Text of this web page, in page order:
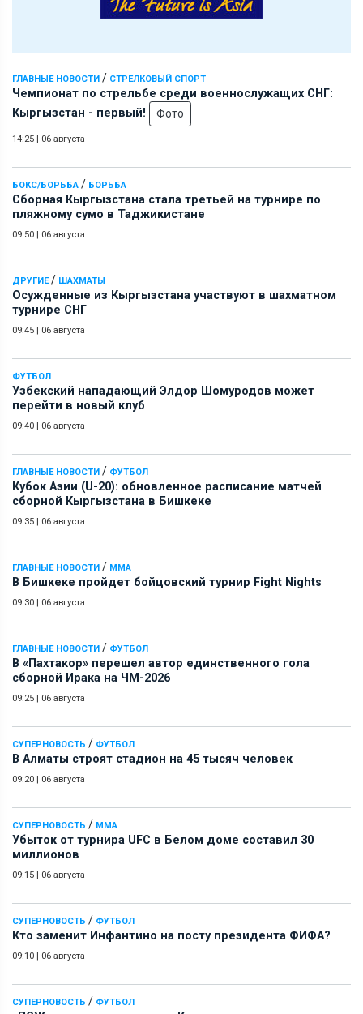
ГЛАВНЫЕ НОВОСТИ / СТРЕЛКОВЫЙ СПОРТ
Чемпионат по стрельбе среди военнослужащих СНГ:
Кыргызстан - первый!
Фото
14:25 06 августа
БОКС/БОРЬБА / БОРЬБА
Сборная Кыргызстана стала третьей на турнире по
пляжному сумо в Таджикистане
09:50 06 августа
ДРУГИЕ/ ШАХМАТЫ
Осужденные из Кыргызстана участвуют в шахматном
турнире СНГ
09:45 06 августа
ФУТБОЛ
Узбекский нападающий Элдор Шомуродов может
перейти в новый клуб
09:40 06 августа
ГЛАВНЫЕ НОВОСТИ / ФУТБОЛ
Кубок Азии (U-20): обновленное расписание матчей
сборной Кыргызстана в Бишкеке
09:35 06 августа
ГЛАВНЫЕ НОВОСТИ / ММА
В Бишкеке пройдет бойцовский турнир Fight Nights
09:30 06 августа
ГЛАВНЫЕ НОВОСТИ / ФУТБОЛ
В «Пахтакор» перешел автор единственного гола
сборной Ирака на ЧМ-2026
09:25 06 августа
СУПЕРНОВОСТЬ / ФУТБОЛ
В Алматы строят стадион на 45 тысяч человек
09:20 06 августа
СУПЕРНОВОСТЬ / ММА
Убыток от турнира UFC в Белом доме составил 30
миллионов
09:15 06 августа
СУПЕРНОВОСТЬ / ФУТБОЛ
Кто заменит Инфантино на посту президента ФИФА?
09:10 06 августа
СУПЕРНОВОСТЬ / ФУТБОЛ